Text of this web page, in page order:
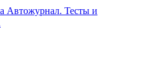
Автожурнал. Тесты и